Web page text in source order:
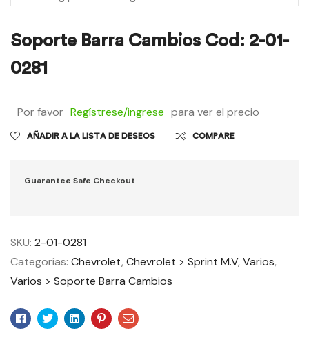
Soporte Barra Cambios Cod: 2-01-
0281
Por favor Regístrese/ingrese para ver el precio
AÑADIR A LA LISTA DE DESEOS COMPARE
Guarantee Safe Checkout
SKU: 2-01-0281
Categorías: Chevrolet, Chevrolet > Sprint M.V, Varios,
Varios > Soporte Barra Cambios
Facebook
TwitterLinkedinPinterest
Email